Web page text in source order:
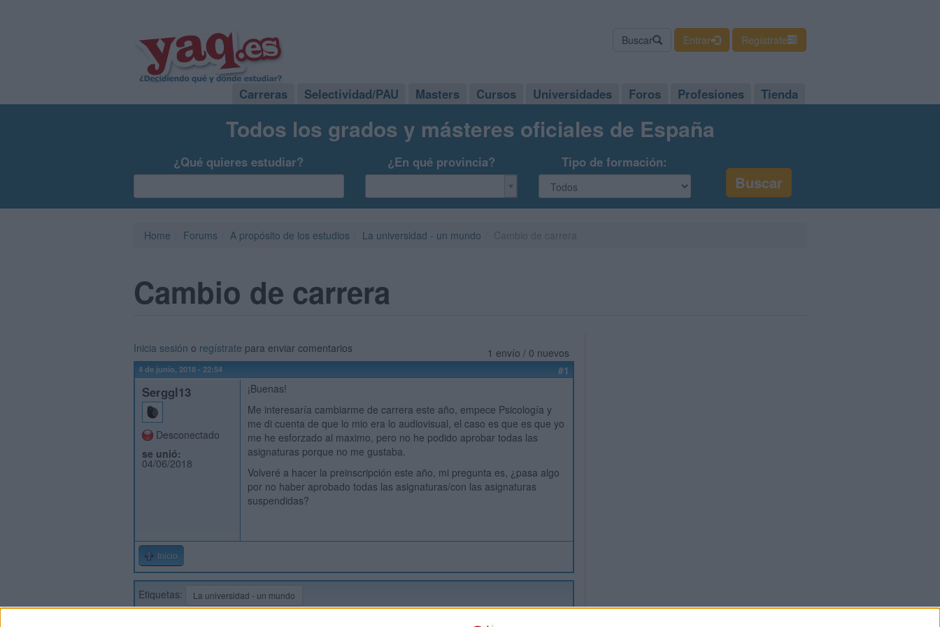
Buscar Entrar Regístrate
Carreras Selectividad/PAU Masters Cursos Universidades Foros Profesiones Tienda
Todos los grados y másteres oficiales de España
¿Qué quieres estudiar? ¿En qué provincia? Tipo de formación:
Home Forums A propósito de los estudios La universidad - un mundo
Cambio de carrera
1 envío / 0 nuevos
Inicia sesión o regístrate para enviar comentarios
4 de junio, 2018 - 22:54 #1
Serggl13
Desconectado
se unió:
04/06/2018
¡Buenas!
Me interesaría cambiarme de carrera este año, empece Psicología y
me di cuenta de que lo mio era lo audiovisual, el caso es que es que yo
me he esforzado al maximo, pero no he podido aprobar todas las
asignaturas porque no me gustaba.
Volveré a hacer la preinscripción este año, mi pregunta es, ¿pasa algo
por no haber aprobado todas las asignaturas/con las asignaturas
suspendidas?
Inicio
Etiquetas: La universidad - un mundo